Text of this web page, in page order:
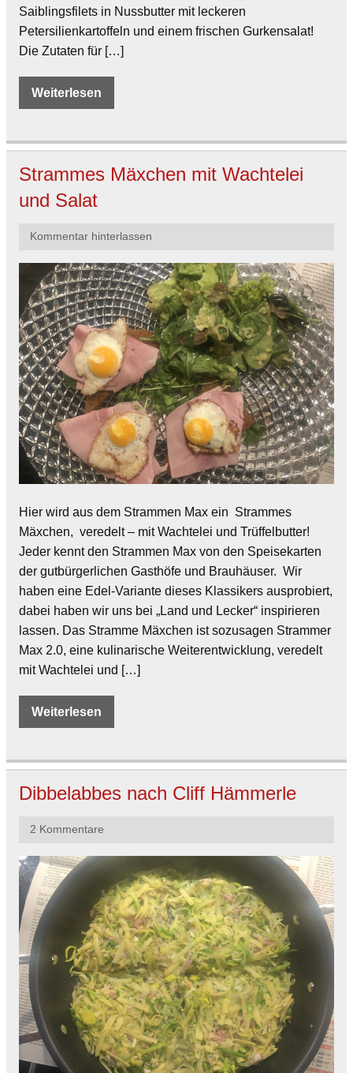
Saiblingsfilets in Nussbutter mit leckeren
Petersilienkartoffeln und einem frischen Gurkensalat!
Die Zutaten für […]
Weiterlesen
Strammes Mäxchen mit Wachtelei
und Salat
Kommentar hinterlassen
Hier wird aus dem Strammen Max ein Strammes
Mäxchen, veredelt – mit Wachtelei und Trüffelbutter!
Jeder kennt den Strammen Max von den Speisekarten
der gutbürgerlichen Gasthöfe und Brauhäuser. Wir
haben eine Edel-Variante dieses Klassikers ausprobiert,
dabei haben wir uns bei „Land und Lecker“ inspirieren
lassen. Das Stramme Mäxchen ist sozusagen Strammer
Max 2.0, eine kulinarische Weiterentwicklung, veredelt
mit Wachtelei und […]
Weiterlesen
Dibbelabbes nach Cliff Hämmerle
2 Kommentare